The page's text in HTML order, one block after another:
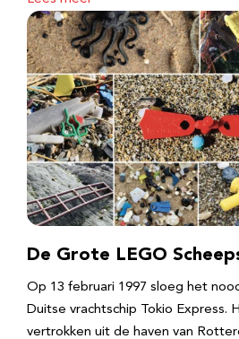
De Grote LEGO
Op 13 februari 1997 sloeg het
Duitse vrachtschip Tokio Express.
vertrokken uit de haven van